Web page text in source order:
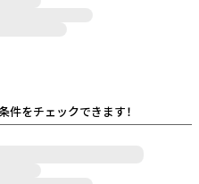
件をチェックできます！